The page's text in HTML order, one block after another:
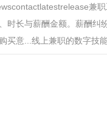
兼
时长与薪酬金额。薪酬
买意...线上兼职的数字技